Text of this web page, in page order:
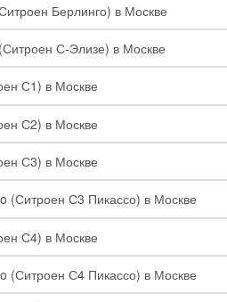
Берлинго) в Москве
С-Элизе) в Москве
С1) в Москве
С2) в Москве
С3) в Москве
(Ситроен С3 Пикассо) в Москве
С4) в Москве
(Ситроен С4 Пикассо) в Москве